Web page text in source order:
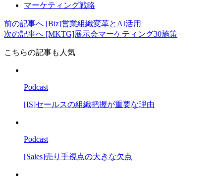
マーケティング戦略
前の記事へ [Biz]営業組織変革とAI活用
次の記事へ [MKTG]展示会マーケティング30施策
こちらの記事も人気
Podcast
[IS]セールスの組織把握が重要な理由
Podcast
[Sales]売り手視点の大きな欠点